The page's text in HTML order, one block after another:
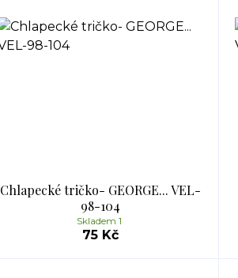
Chlapecké tričko- GEORGE... VEL-
98-104
75 Kč
Skladem 1